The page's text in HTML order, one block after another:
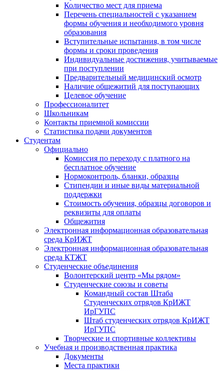
Количество мест для приема
Перечень специальностей с указанием
формы обучения и необходимого уровня
образования
Вступительные испытания, в том числе
формы и сроки проведения
Индивидуальные достижения, учитываемые
при поступлении
Предварительный медицинский осмотр
Наличие общежитий для поступающих
Целевое обучение
Профессионалитет
Школьникам
Контакты приемной комиссии
Статистика подачи документов
Студентам
Официально
Комиссия по переходу с платного на
бесплатное обучение
Нормоконтроль, бланки, образцы
Стипендии и иные виды материальной
поддержки
Стоимость обучения, образцы договоров и
реквизиты для оплаты
Общежития
Электронная информационная образовательная
среда КрИЖТ
Электронная информационная образовательная
среда КТЖТ
Студенческие объединения
Волонтерский центр «Мы рядом»
Студенческие союзы и советы
Командный состав Штаба
Студенческих отрядов КрИЖТ
ИрГУПС
Штаб студенческих отрядов КрИЖТ
ИрГУПС
Творческие и спортивные коллективы
Учебная и производственная практика
Документы
Места практики